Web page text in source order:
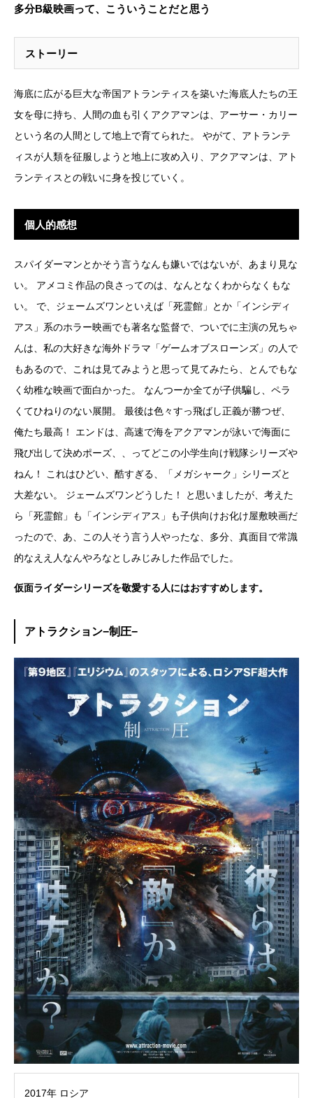
多分B級映画って、こういうことだと思う
ストーリー
海底に広がる巨大な帝国アトランティスを築いた海底人たちの王
女を母に持ち、人間の血も引くアクアマンは、アーサー・カリー
という名の人間として地上で育てられた。 やがて、アトランテ
ィスが人類を征服しようと地上に攻め入り、アクアマンは、アト
ランティスとの戦いに身を投じていく。
個人的感想
スパイダーマンとかそう言うなんも嫌いではないが、あまり見な
い。 アメコミ作品の良さってのは、なんとなくわからなくもな
い。 で、ジェームズワンといえば「死霊館」とか「インシディ
アス」系のホラー映画でも著名な監督で、ついでに主演の兄ちゃ
んは、私の大好きな海外ドラマ「ゲームオブスローンズ」の人で
もあるので、これは見てみようと思って見てみたら、とんでもな
く幼稚な映画で面白かった。 なんつーか全てが子供騙し、ペラ
くてひねりのない展開。 最後は色々すっ飛ばし正義が勝つぜ、
俺たち最高！ エンドは、高速で海をアクアマンが泳いで海面に
飛び出して決めポーズ、、ってどこの小学生向け戦隊シリーズや
ねん！ これはひどい、酷すぎる、「メガシャーク」シリーズと
大差ない。 ジェームズワンどうした！ と思いましたが、考えた
ら「死霊館」も「インシディアス」も子供向けお化け屋敷映画だ
ったので、あ、この人そう言う人やったな、多分、真面目で常識
的なええ人なんやろなとしみじみした作品でした。
仮面ライダーシリーズを敬愛する人にはおすすめします。
アトラクション−制圧−
2017年 ロシア